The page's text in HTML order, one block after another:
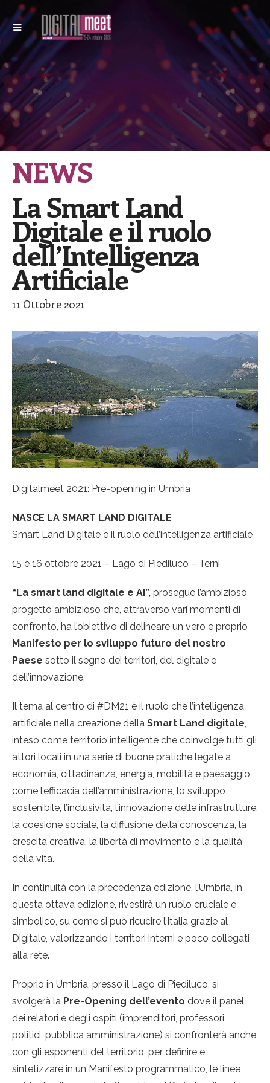
NEWS
La Smart Land
Digitale e il ruolo
dell’Intelligenza
Artificiale
11 Ottobre 2021
Digitalmeet 2021: Pre-opening in Umbria
NASCE LA SMART LAND DIGITALE
Smart Land Digitale e il ruolo dell’intelligenza artificiale
15 e 16 ottobre 2021 – Lago di Piediluco – Terni
“La smart land digitale e AI”, prosegue l’ambizioso
progetto ambizioso che, attraverso vari momenti di
confronto, ha l’obiettivo di delineare un vero e proprio
Manifesto per lo sviluppo futuro del nostro
Paese sotto il segno dei territori, del digitale e
dell’innovazione.
Il tema al centro di #DM21 è il ruolo che l’intelligenza
artificiale nella creazione della Smart Land digitale,
inteso come territorio intelligente che coinvolge tutti gli
attori locali in una serie di buone pratiche legate a
economia, cittadinanza, energia, mobilità e paesaggio,
come l’efficacia dell’amministrazione, lo sviluppo
sostenibile, l’inclusività, l’innovazione delle infrastrutture,
la coesione sociale, la diffusione della conoscenza, la
crescita creativa, la libertà di movimento e la qualità
della vita.
In continuità con la precedenza edizione, l’Umbria, in
questa ottava edizione, rivestirà un ruolo cruciale e
simbolico, su come si può ricucire l’Italia grazie al
Digitale, valorizzando i territori interni e poco collegati
alla rete.
Proprio in Umbria, presso il Lago di Piediluco, si
svolgerà la Pre-Opening dell’evento dove il panel
dei relatori e degli ospiti (imprenditori, professori,
politici, pubblica amministrazione) si confronterà anche
con gli esponenti del territorio, per definire e
sintetizzare in un Manifesto programmatico, le linee